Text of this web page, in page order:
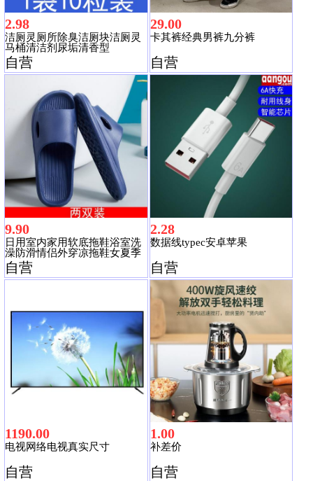
2.98
洁厕灵厕所除臭洁厕块洁厕灵
马桶清洁剂尿垢清香型
自营
29.00
卡其裤经典男裤九分裤
自营
9.90
日用室内家用软底拖鞋浴室洗
澡防滑情侣外穿凉拖鞋女夏季
男家居鞋
自营
2.28
数据线typec安卓苹果
自营
1190.00
电视网络电视真实尺寸
自营
1.00
补差价
自营